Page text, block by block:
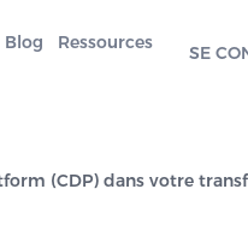
Blog Ressources SE
(CDP) dans votre